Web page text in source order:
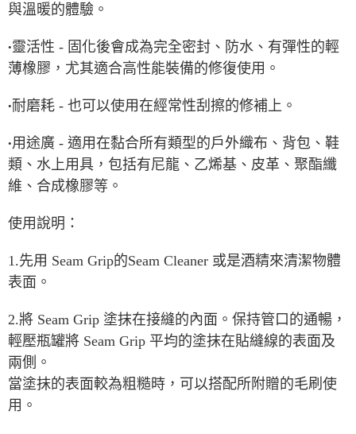
與溫暖的體驗。
•靈活性 - 固化後會成為完全密封、防水、有彈性的輕
薄橡膠，尤其適合高性能裝備的修復使用。
•耐磨耗 - 也可以使用在經常性刮擦的修補上。
•用途廣 - 適用在黏合所有類型的戶外織布、背包、鞋
類、水上用具，包括有尼龍、乙烯基、皮革、聚酯纖
維、合成橡膠等。
使用說明：
1.先用 Seam Grip的Seam Cleaner 或是酒精來清潔物體
表面。
2.將 Seam Grip 塗抹在接縫的內面。保持管口的通暢，
輕壓瓶罐將 Seam Grip 平均的塗抹在貼縫線的表面及
兩側。
當塗抹的表面較為粗糙時，可以搭配所附贈的毛刷使
用。